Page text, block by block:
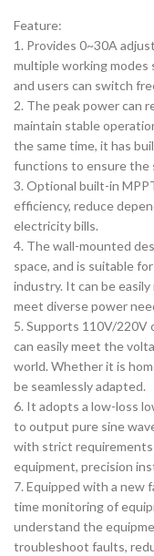
Feature:
1. Provides 0~30A
multiple working modes
and users can switch
2. The peak power can
maintain stable
the same time, it has
functions to ensure the
3. Optional built-in
efficiency, reduce
electricity bills.
4. The wall-mounted
space, and is suitable
industry. It can be
meet diverse power
5. Supports 110V/
can easily meet the
world. Whether it is
be seamlessly adapted.
6. It adopts a low-loss
to output pure sine
with strict requirements
equipment, precision
7. Equipped with a new
time monitoring of
understand the
troubleshoot faults,